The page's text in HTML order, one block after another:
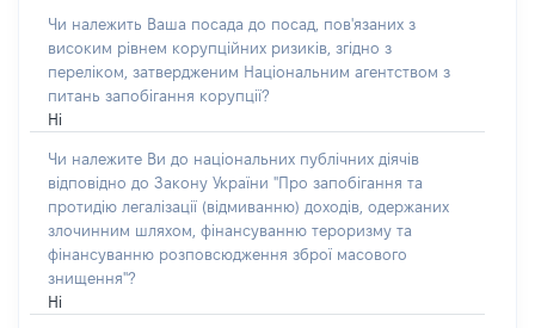
Чи належить Ваша посада до посад, пов'язаних з
високим рівнем корупційних ризиків, згідно з
переліком, затвердженим Національним агентством з
питань запобігання корупції?
Ні
Чи належите Ви до національних публічних діячів
відповідно до Закону України "Про запобігання та
протидію легалізації (відмиванню) доходів, одержаних
злочинним шляхом, фінансуванню тероризму та
фінансуванню розповсюдження зброї масового
знищення"?
Ні